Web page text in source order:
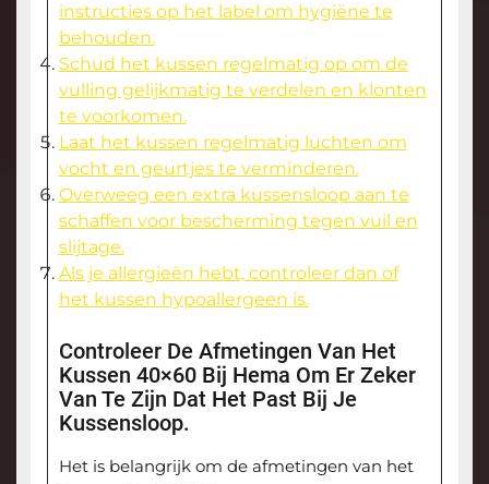
instructies op het label om hygiëne te
behouden.
Schud het kussen regelmatig op om de
vulling gelijkmatig te verdelen en klonten
te voorkomen.
Laat het kussen regelmatig luchten om
vocht en geurtjes te verminderen.
Overweeg een extra kussensloop aan te
schaffen voor bescherming tegen vuil en
slijtage.
Als je allergieën hebt, controleer dan of
het kussen hypoallergeen is.
Controleer De Afmetingen Van Het
Kussen 40×60 Bij Hema Om Er Zeker
Van Te Zijn Dat Het Past Bij Je
Kussensloop.
Het is belangrijk om de afmetingen van het